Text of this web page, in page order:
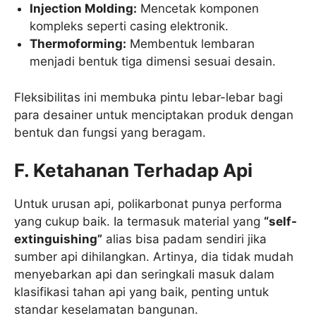
Injection Molding: Mencetak komponen
kompleks seperti casing elektronik.
Thermoforming: Membentuk lembaran
menjadi bentuk tiga dimensi sesuai desain.
Fleksibilitas ini membuka pintu lebar-lebar bagi
para desainer untuk menciptakan produk dengan
bentuk dan fungsi yang beragam.
F. Ketahanan Terhadap Api
Untuk urusan api, polikarbonat punya performa
yang cukup baik. Ia termasuk material yang “self-
extinguishing” alias bisa padam sendiri jika
sumber api dihilangkan. Artinya, dia tidak mudah
menyebarkan api dan seringkali masuk dalam
klasifikasi tahan api yang baik, penting untuk
standar keselamatan bangunan.